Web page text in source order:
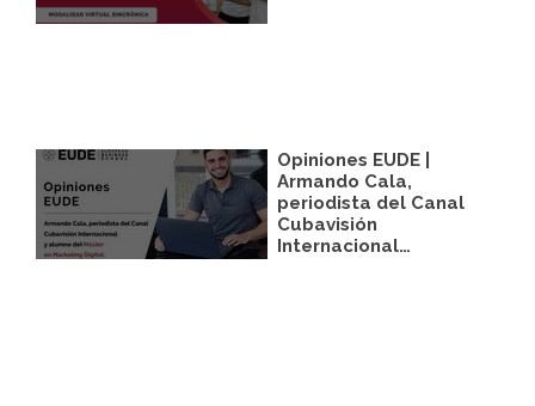
Opiniones EUDE |
Armando Cala,
periodista del Canal
Cubavisión
Internacional…